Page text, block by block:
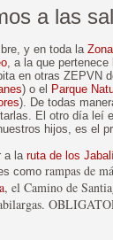
a las
y en toda la
, a la que
en otras ZEPVN
) o el Parque
). De todas
El otro día leí
hijos, es el
a la ruta de los
como rampas de
, el Camino de